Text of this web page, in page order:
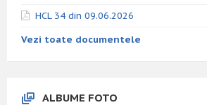
HCL 34 din 09.06.2026
Vezi toate documentele
ALBUME FOTO